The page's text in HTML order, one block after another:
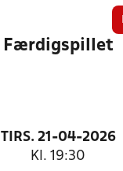
Færdigspillet
TIRS. 21-04-2026
Kl. 19:30